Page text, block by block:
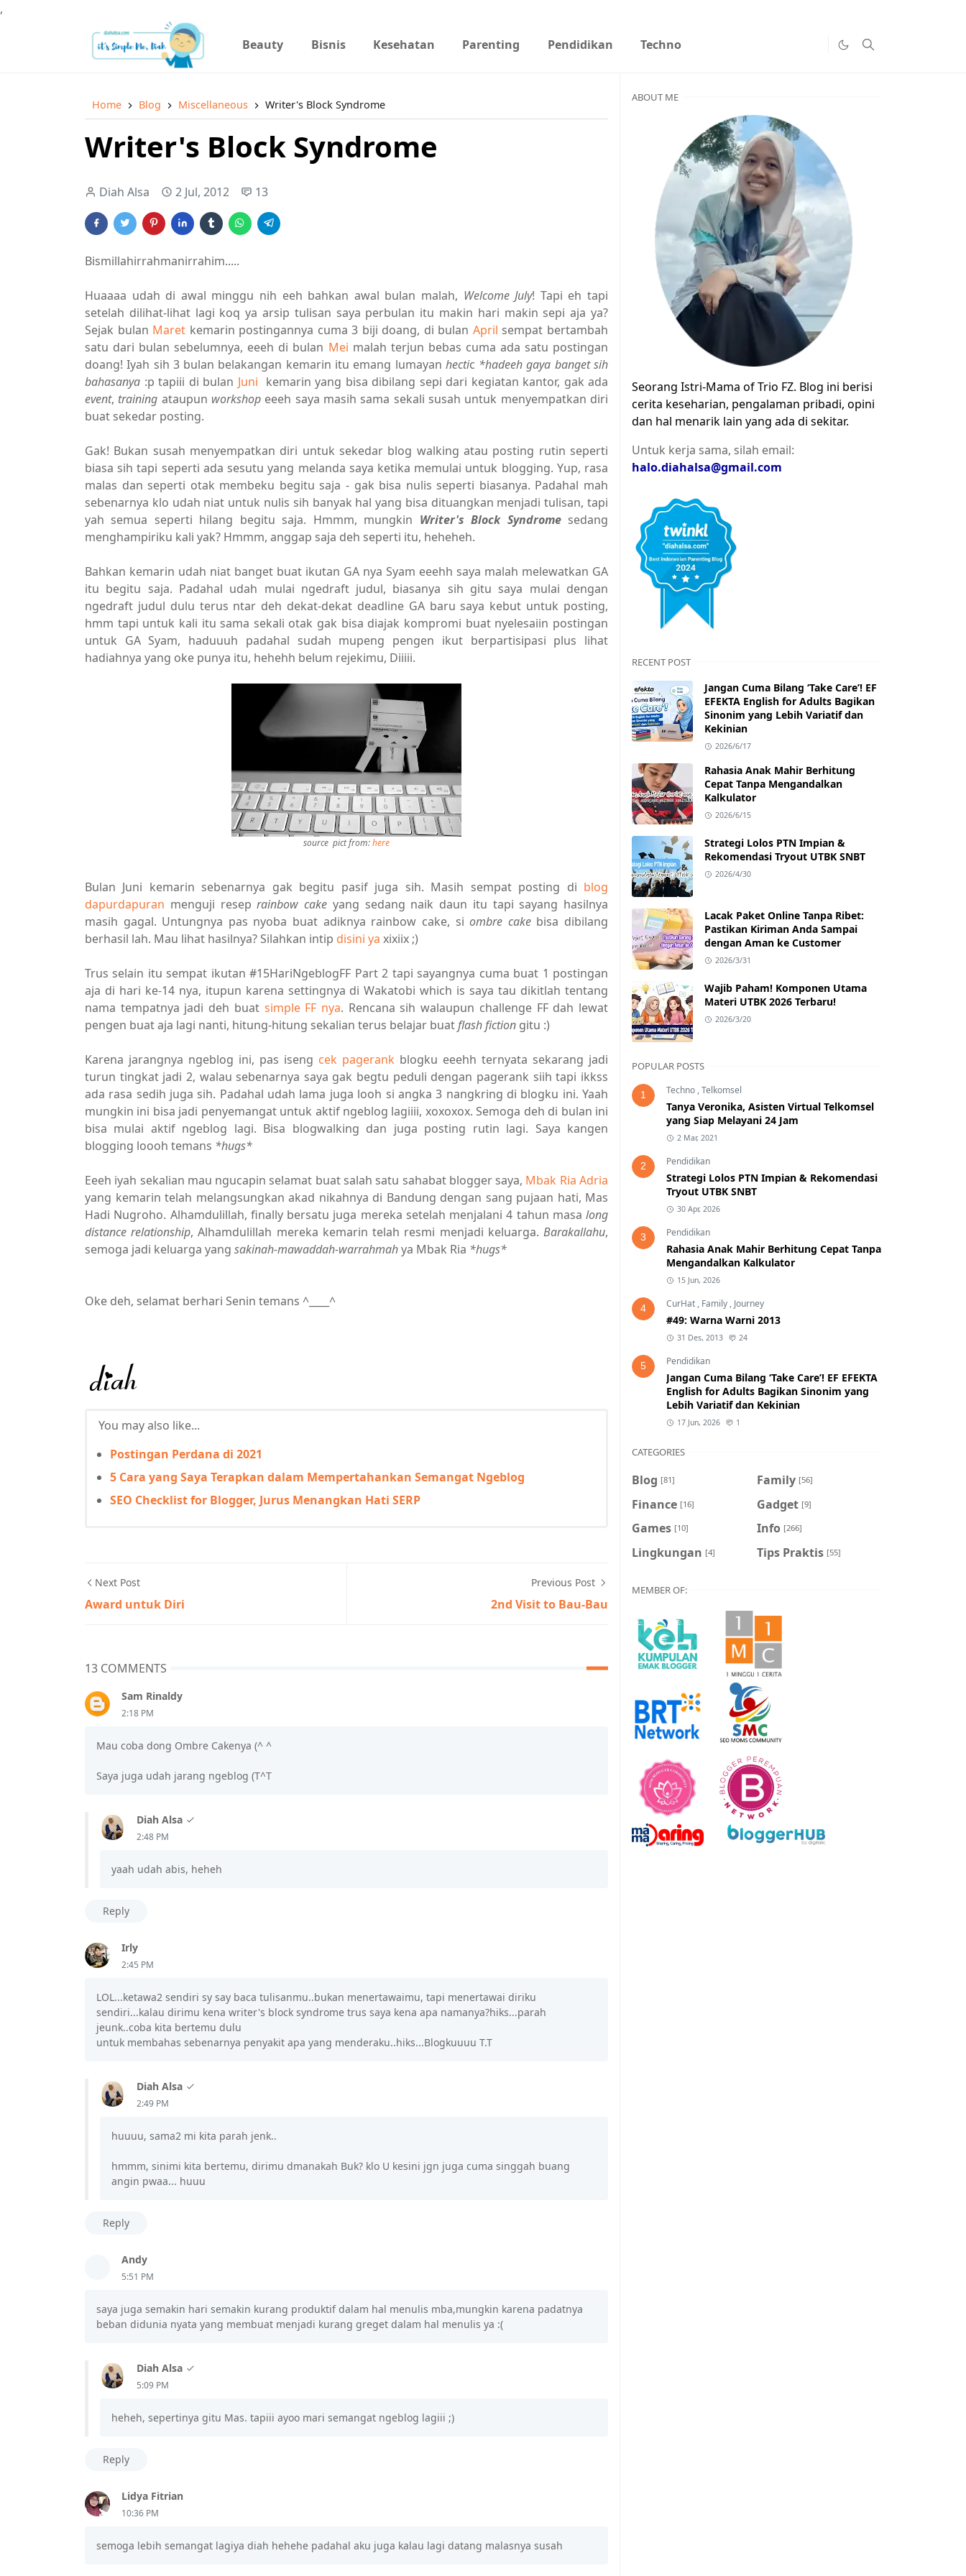
,
Beauty Bisnis Kesehatan Parenting Pendidikan Techno
Home Blog Miscellaneous Writer's Block Syndrome
Writer's Block Syndrome
Diah Alsa 2 Jul, 2012 13
Bismillahirrahmanirrahim.....
Huaaaa udah di awal minggu nih eeh bahkan awal bulan malah, Welcome July! Tapi eh tapi
setelah dilihat-lihat lagi koq ya arsip tulisan saya perbulan itu makin hari makin sepi aja ya?
Sejak bulan Maret kemarin postingannya cuma 3 biji doang, di bulan April sempat bertambah
satu dari bulan sebelumnya, eeeh di bulan Mei malah terjun bebas cuma ada satu postingan
doang! Iyah sih 3 bulan belakangan kemarin itu emang lumayan hectic *hadeeh gaya banget sih
bahasanya :p tapiii di bulan Juni kemarin yang bisa dibilang sepi dari kegiatan kantor, gak ada
event, training ataupun workshop eeeh saya masih sama sekali susah untuk menyempatkan diri
buat sekedar posting.
Gak! Bukan susah menyempatkan diri untuk sekedar blog walking atau posting rutin seperti
biasa sih tapi seperti ada sesutu yang melanda saya ketika memulai untuk blogging. Yup, rasa
malas dan seperti otak membeku begitu saja - gak bisa nulis seperti biasanya. Padahal mah
sebenarnya klo udah niat untuk nulis sih banyak hal yang bisa dituangkan menjadi tulisan, tapi
yah semua seperti hilang begitu saja. Hmmm, mungkin Writer's Block Syndromesedang
menghampiriku kali yak? Hmmm, anggap saja deh seperti itu, heheheh.
Bahkan kemarin udah niat banget buat ikutan GA nya Syam eeehh saya malah melewatkan GA
itu begitu saja. Padahal udah mulai ngedraft judul, biasanya sih gitu saya mulai dengan
ngedraft judul dulu terus ntar deh dekat-dekat deadline GA baru saya kebut untuk posting,
hmm tapi untuk kali itu sama sekali otak gak bisa diajak kompromi buat nyelesaiin postingan
untuk GA Syam, haduuuh padahal sudah mupeng pengen ikut berpartisipasi plus lihat
hadiahnya yang oke punya itu, hehehh belum rejekimu, Diiiii.
source pict from:here
Bulan Juni kemarin sebenarnya gak begitu pasif juga sih. Masih sempat posting di blog
dapurdapuran menguji reseprainbow cake yang sedang naik daun itu tapi sayang hasilnya
masih gagal. Untungnya pas nyoba buat adiknya rainbow cake, siombre cakebisa dibilang
berhasil lah. Mau lihat hasilnya? Silahkan intip disini ya xixiix ;)
Trus selain itu sempat ikutan #15HariNgeblogFF Part 2 tapi sayangnya cuma buat 1 postingan
aja di hari ke-14 nya, itupun karena settingnya di Wakatobi which is saya tau dikitlah tentang
nama tempatnya jadi deh buat simple FF nya. Rencana sih walaupun challenge FF dah lewat
pengen buat aja lagi nanti, hitung-hitung sekalian terus belajar buatflash fiction gitu :)
Karena jarangnya ngeblog ini, pas iseng cek pagerank blogku eeehh ternyata sekarang jadi
turun tingkat jadi 2, walau sebenarnya saya gak begtu peduli dengan pagerank siih tapi ikkss
ada rasa sedih juga sih. Padahal udah lama juga looh si angka 3 nangkring di blogku ini. Yaah
mungkin ini bisa jadi penyemangat untuk aktif ngeblog lagiiii, xoxoxox. Semoga deh di bulan ini
bisa mulai aktif ngeblog lagi. Bisa blogwalking dan juga posting rutin lagi. Saya kangen
blogging loooh temans *hugs*
Eeeh iyah sekalian mau ngucapin selamat buat salah satu sahabat blogger saya, Mbak Ria Adria
yang kemarin telah melangsungkan akad nikahnya di Bandung dengan sang pujaan hati, Mas
Hadi Nugroho. Alhamdulillah, finally bersatu juga mereka setelah menjalani 4 tahun masa long
distance relationship, Alhamdulillah mereka kemarin telah resmi menjadi keluarga.Barakallahu,
semoga jadi keluarga yang sakinah-mawaddah-warrahmahya Mbak Ria *hugs*
Oke deh, selamat berhari Senin temans ^____^
You may also like...
Postingan Perdana di 2021
5 Cara yang Saya Terapkan dalam Mempertahankan Semangat Ngeblog
SEO Checklist for Blogger, Jurus Menangkan Hati SERP
Next Post
Award untuk Diri
Previous Post
2nd Visit to Bau-Bau
13 COMMENTS
Sam Rinaldy
2:18 PM
Mau coba dong Ombre Cakenya (^ ^
Saya juga udah jarang ngeblog (T^T
Diah Alsa
2:48 PM
yaah udah abis, heheh
Reply
Irly
2:45 PM
LOL...ketawa2 sendiri sy say baca tulisanmu..bukan menertawaimu, tapi menertawai diriku
sendiri...kalau dirimu kena writer's block syndrome trus saya kena apa namanya?hiks...parah
jeunk..coba kita bertemu dulu
untuk membahas sebenarnya penyakit apa yang menderaku..hiks...Blogkuuuu T.T
Diah Alsa
2:49 PM
huuuu, sama2 mi kita parah jenk..
hmmm, sinimi kita bertemu, dirimu dmanakah Buk? klo U kesini jgn juga cuma singgah buang
angin pwaa... huuu
Reply
Andy
5:51 PM
saya juga semakin hari semakin kurang produktif dalam hal menulis mba,mungkin karena padatnya
beban didunia nyata yang membuat menjadi kurang greget dalam hal menulis ya :(
Diah Alsa
5:09 PM
heheh, sepertinya gitu Mas. tapiii ayoo mari semangat ngeblog lagiii ;)
Reply
Lidya Fitrian
10:36 PM
semoga lebih semangat lagiya diah hehehe padahal aku juga kalau lagi datang malasnya susah
ABOUT ME
Seorang Istri-Mama of Trio FZ. Blog ini berisi
cerita keseharian, pengalaman pribadi, opini
dan hal menarik lain yang ada di sekitar.
Untuk kerja sama, silah email:
halo.diahalsa@gmail.com
RECENT POST
Jangan Cuma Bilang ‘Take Care’! EF
EFEKTA English for Adults Bagikan
Sinonim yang Lebih Variatif dan
Kekinian
2026/6/17
Rahasia Anak Mahir Berhitung
Cepat Tanpa Mengandalkan
Kalkulator
2026/6/15
Strategi Lolos PTN Impian &
Rekomendasi Tryout UTBK SNBT
2026/4/30
Lacak Paket Online Tanpa Ribet:
Pastikan Kiriman Anda Sampai
dengan Aman ke Customer
2026/3/31
Wajib Paham! Komponen Utama
Materi UTBK 2026 Terbaru!
2026/3/20
POPULAR POSTS
1 Techno ,Telkomsel
Tanya Veronika, Asisten Virtual Telkomsel
yang Siap Melayani 24 Jam
2 Mar, 2021
2 Pendidikan
Strategi Lolos PTN Impian & Rekomendasi
Tryout UTBK SNBT
30 Apr, 2026
3 Pendidikan
Rahasia Anak Mahir Berhitung Cepat Tanpa
Mengandalkan Kalkulator
15 Jun, 2026
4 CurHat , Family , Journey
#49: Warna Warni 2013
31 Des, 2013 24
5 Pendidikan
Jangan Cuma Bilang ‘Take Care’! EF EFEKTA
English for Adults Bagikan Sinonim yang
Lebih Variatif dan Kekinian
17 Jun, 2026 1
CATEGORIES
Blog [81] Family [56]
Finance [16] Gadget [9]
Games [10] Info [266]
Lingkungan [4] Tips Praktis [55]
MEMBER OF: